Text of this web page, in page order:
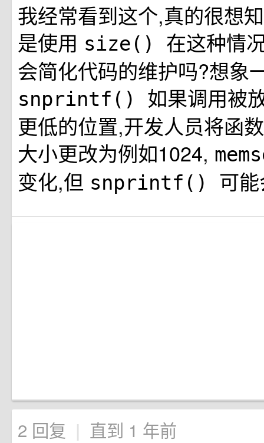
我经常看到这个,真的很想
是使用 size() 在这种情
会简化代码的维护吗?想象
snprintf() 如果调用被
更低的位置,开发人员将函
大小更改为例如1024,
变化,但 snprintf() 可
2 回复 | 直到 1 年前